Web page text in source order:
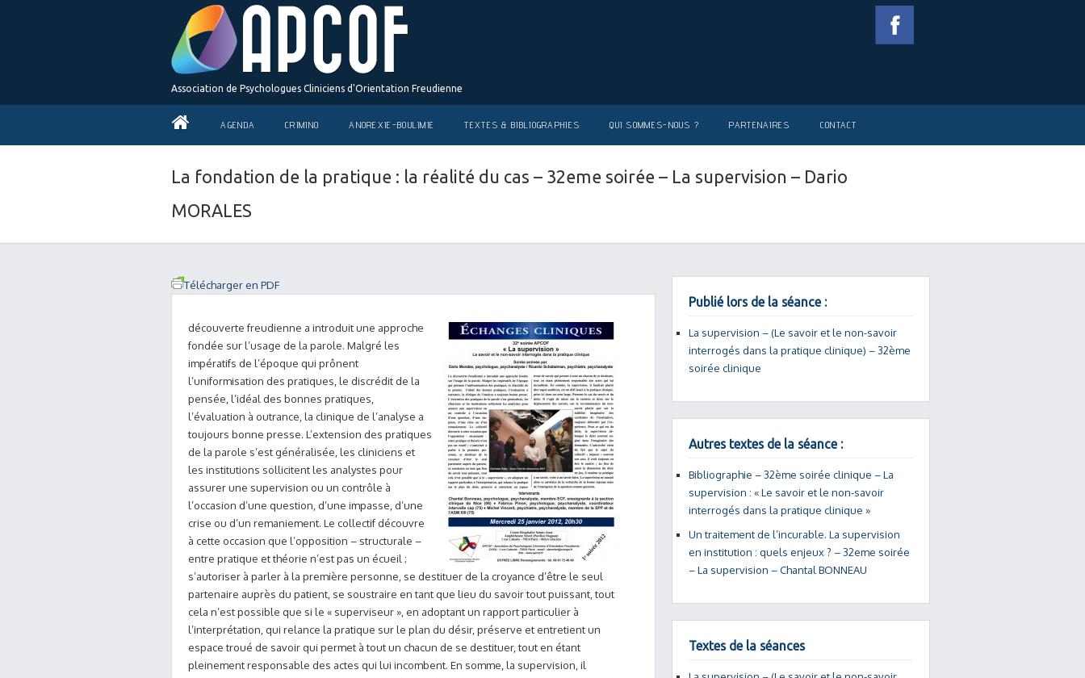
Association de Psychologues Cliniciens d'Orientation Freudienne
AGENDA CRIMINO ANOREXIE-BOULIMIE TEXTES & BIBLIOGRAPHIES QUI SOMMES-NOUS ? PARTENAIRES CONTACT
La fondation de la pratique : la réalité du cas – 32eme soirée – La supervision – Dario
MORALES
Télécharger en PDF
découverte freudienne a introduit une approche
fondée sur l’usage de la parole. Malgré les
impératifs de l’époque qui prônent
l’uniformisation des pratiques, le discrédit de la
pensée, l’idéal des bonnes pratiques,
l’évaluation à outrance, la clinique de l’analyse a
toujours bonne presse. L’extension des pratiques
de la parole s’est généralisée, les cliniciens et
les institutions sollicitent les analystes pour
assurer une supervision ou un contrôle à
l’occasion d’une question, d’une impasse, d’une
crise ou d’un remaniement. Le collectif découvre
à cette occasion que l’opposition – structurale –
entre pratique et théorie n’est pas un écueil ;
s’autoriser à parler à la première personne, se destituer de la croyance d’être le seul
partenaire auprès du patient, se soustraire en tant que lieu du savoir tout puissant, tout
cela n’est possible que si le « superviseur », en adoptant un rapport particulier à
l’interprétation, qui relance la pratique sur le plan du désir, préserve et entretient un
espace troué de savoir qui permet à tout un chacun de se destituer, tout en étant
pleinement responsable des actes qui lui incombent. En somme, la supervision, il
Publié lors de la séance :
La supervision – (Le savoir et le non-savoir
interrogés dans la pratique clinique) – 32ème
soirée clinique
Autres textes de la séance :
Bibliographie – 32ème soirée clinique – La
supervision : « Le savoir et le non-savoir
interrogés dans la pratique clinique »
Un traitement de l’incurable. La supervision
en institution : quels enjeux ? – 32eme soirée
– La supervision – Chantal BONNEAU
Textes de la séances